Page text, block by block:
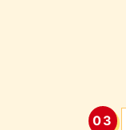
03